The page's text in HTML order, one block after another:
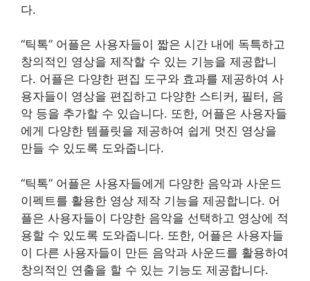
다.
“틱톡” 어플은 사용자들이 짧은 시간 내에 독특하고
창의적인 영상을 제작할 수 있는 기능을 제공합니
다. 어플은 다양한 편집 도구와 효과를 제공하여 사
용자들이 영상을 편집하고 다양한 스티커, 필터, 음
악 등을 추가할 수 있습니다. 또한, 어플은 사용자들
에게 다양한 템플릿을 제공하여 쉽게 멋진 영상을
만들 수 있도록 도와줍니다.
“틱톡” 어플은 사용자들에게 다양한 음악과 사운드
이펙트를 활용한 영상 제작 기능을 제공합니다. 어
플은 사용자들이 다양한 음악을 선택하고 영상에 적
용할 수 있도록 도와줍니다. 또한, 어플은 사용자들
이 다른 사용자들이 만든 음악과 사운드를 활용하여
창의적인 연출을 할 수 있는 기능도 제공합니다.